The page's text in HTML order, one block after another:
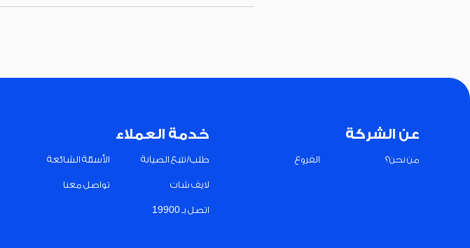
عن الشركة
من نحن؟ الفروع
خدمة العملاء
طلب/تتبع الصيانة الأسئلة الشائعة
لايف شات تواصل معنا
اتصل بـ 19900